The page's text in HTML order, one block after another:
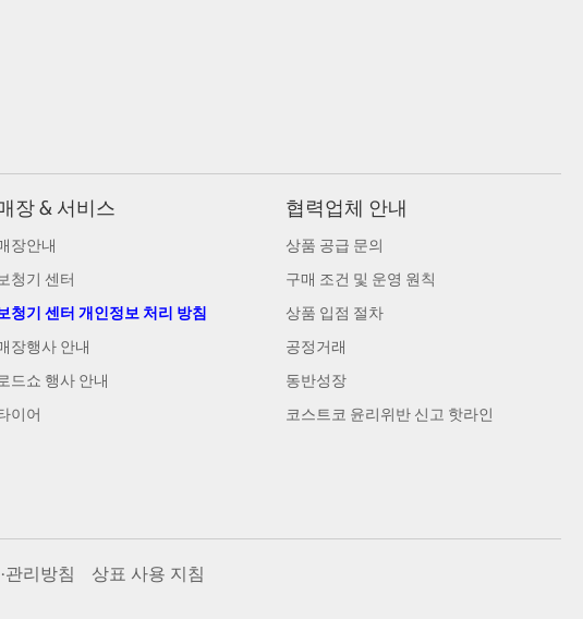
장 & 서비스
장안내
청기 센터
청기 센터 개인정보 처리 방침
장행사 안내
드쇼 행사 안내
이어
협력업체 안내
상품 공급 문의
구매 조건 및 운영 원칙
상품 입점 절차
공정거래
동반성장
코스트코 윤리위반 신고 핫라인
관리방침 상표 사용 지침